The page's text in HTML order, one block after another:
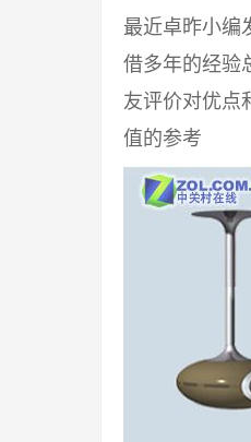
最近卓昨小编
借多年的经验
友评价对优点
值的参考